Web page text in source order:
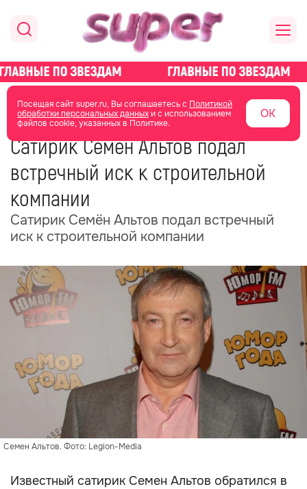
Посещая сайт super.ru, Вы соглашаетесь с Политикой
обработки персональных данныхи с использованием
файлов cookie, указанных в Политике.
ОК
главная новости о звездах новости
30 октября 2025 12:38
Сатирик Семён Альтов подал
встречный иск к строительной
компании
Сатирик Семён Альтов подал встречный
иск к строительной компании
Семен Альтов. Фото: Legion-Media
Известный сатирик Семен Альтов обратился в